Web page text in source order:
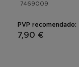
7469009
PVP recomendado:
7,90 €